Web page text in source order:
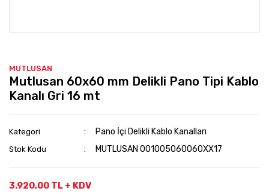
MUTLUSAN
Mutlusan 60x60 mm Delikli Pano Tipi Kablo
Kanalı Gri 16 mt
Kategori Pano İçi Delikli Kablo Kanalları
Stok Kodu MUTLUSAN 001005060060XX17
3.920,00 TL + KDV